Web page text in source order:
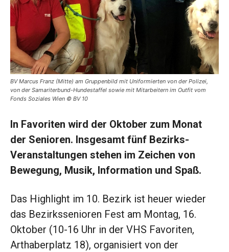
BV Marcus Franz (Mitte) am Gruppenbild mit Uniformierten von der Polizei,
von der Samariterbund-Hundestaffel sowie mit Mitarbeitern im Outfit vom
Fonds Soziales Wien © BV 10
In Favoriten wird der Oktober zum Monat
der Senioren. Insgesamt fünf Bezirks-
Veranstaltungen stehen im Zeichen von
Bewegung, Musik, Information und Spaß.
Das Highlight im 10. Bezirk ist heuer wieder
das Bezirkssenioren Fest am Montag, 16.
Oktober (10-16 Uhr in der VHS Favoriten,
Arthaberplatz 18), organisiert von der